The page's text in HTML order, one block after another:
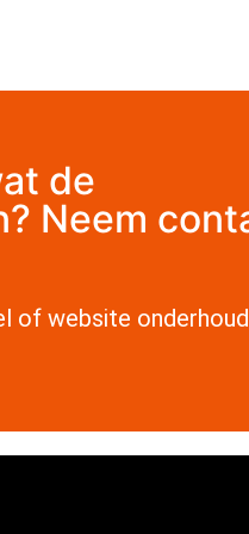
de
Neem
of website onderhoud